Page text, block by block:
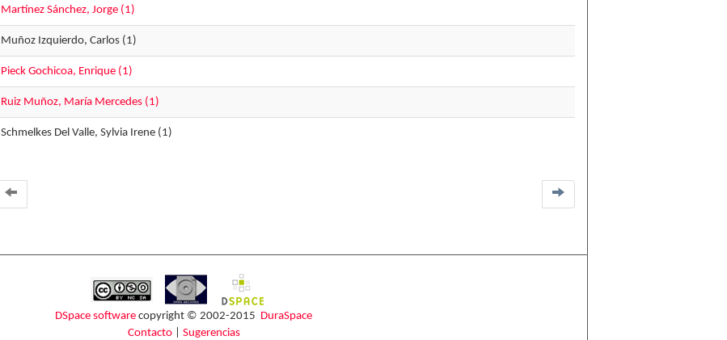
Martínez Sánchez, Jorge (1)
Muñoz Izquierdo, Carlos (1)
Pieck Gochicoa, Enrique (1)
Ruiz Muñoz, María Mercedes (1)
Schmelkes Del Valle, Sylvia Irene (1)
DSpace software copyright © 2002-2015 DuraSpace
Contacto| Sugerencias